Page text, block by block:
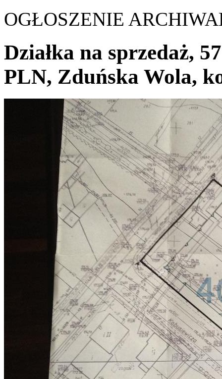
OGŁOSZENIE
Działka na sprzedaż,
PLN, Zduńska Wola,